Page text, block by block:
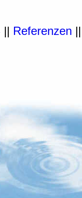
|| Referenzen